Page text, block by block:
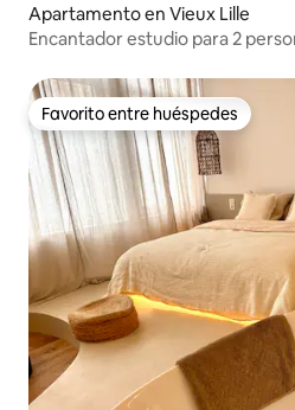
Apartamento en Vieux Lille
Encantador estudio para 2
Favorito entre huéspedes
Favorito entre huéspedes